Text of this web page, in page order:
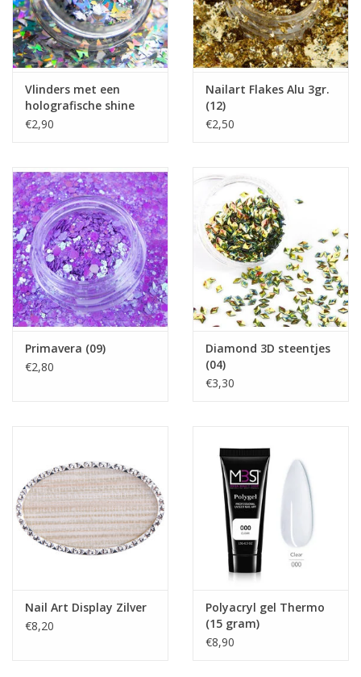
Vlinders met een
holografische shine
(01)
€2,90
Nailart Flakes Alu 3gr.
(12)
€2,50
Primavera (09)
€2,80
Diamond 3D steentjes
(04)
€3,30
Nail Art Display Zilver
€8,20
Polyacryl gel Thermo
(15 gram)
€8,90